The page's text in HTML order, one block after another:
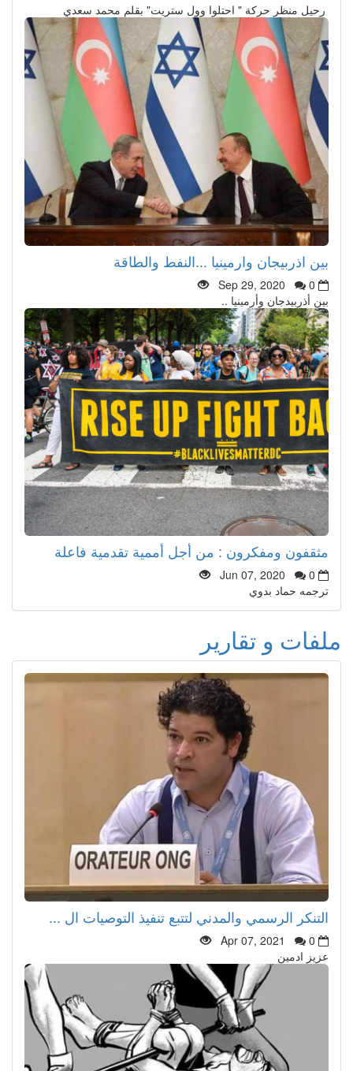
رحيل منظر حركة " احتلوا وول ستريت" بقلم محمد سعدي
بين اذربيجان وارمينيا ...النفط والطاقة
Sep 29, 2020
0
بين أذربيدجان وأرمينيا ..
مثقفون ومفكرون : من أجل أممية تقدمية فاعلة
Jun 07, 2020
0
ترجمه حماد بدوي
ملفات و تقارير
التنكر الرسمي والمدني لتتبع تنفيذ التوصيات ال ...
Apr 07, 2021
0
عزيز ادمين